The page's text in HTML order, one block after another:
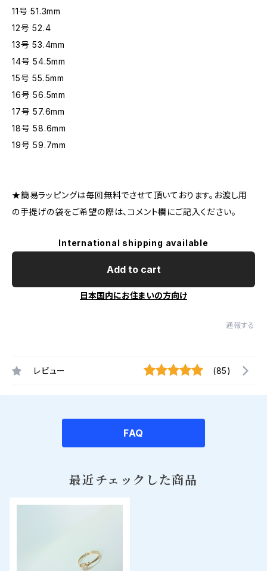
11号 51.3mm
12号 52.4
13号 53.4mm
14号 54.5mm
15号 55.5mm
16号 56.5mm
17号 57.6mm
18号 58.6mm
19号 59.7mm
★簡易ラッピングは毎回無料でさせて頂いております。お渡し用
の手提げの袋をご希望の際は、コメント欄にご記入ください。
International shipping available
Add to cart
日本国内にお住まいの方向け
通報する
レビュー (85)
FAQ
最近チェックした商品